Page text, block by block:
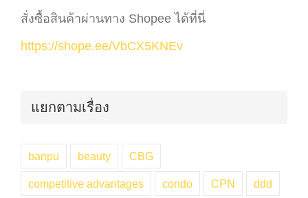
สั่งซื้อสินค้าผ่านทาง Shopee ได้ที่นี่
https://shope.ee/VbCX5KNEv
แยกตามเรื่อง
banpu beauty CBG
competitive advantages condo CPN ddd